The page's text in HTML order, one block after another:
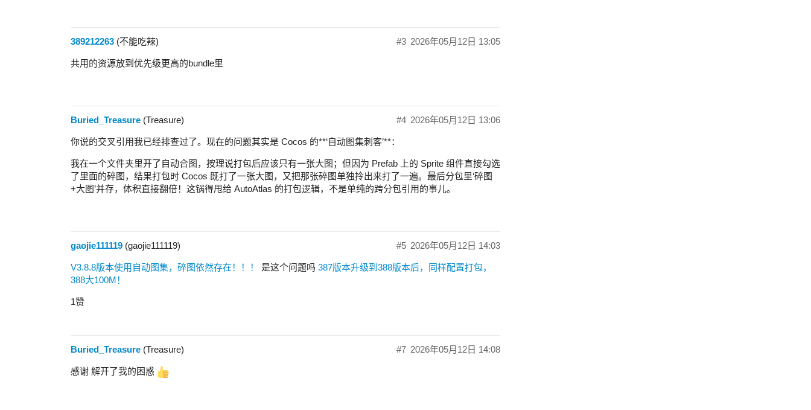
389212263 (不能吃辣) 2026年05月12日 13:05
#3
共用的资源放到优先级更高的bundle里
Buried_Treasure (Treasure) 2026年05月12日 13:06
#4
你说的交叉引用我已经排查过了。现在的问题其实是 Cocos 的**‘自动图集刺客’**：
我在一个文件夹里开了自动合图，按理说打包后应该只有一张大图；但因为 Prefab 上的 Sprite 组件直接勾选
了里面的碎图，结果打包时 Cocos 既打了一张大图，又把那张碎图单独拎出来打了一遍。最后分包里‘碎图
+大图’并存，体积直接翻倍！这锅得甩给 AutoAtlas 的打包逻辑，不是单纯的跨分包引用的事儿。
gaojie111119 (gaojie111119) 2026年05月12日 14:03
#5
V3.8.8版本使用自动图集，碎图依然存在！！！ 是这个问题吗 387版本升级到388版本后，同样配置打包，
388大100M！
1赞
Buried_Treasure (Treasure) 2026年05月12日 14:08
#7
感谢 解开了我的困惑